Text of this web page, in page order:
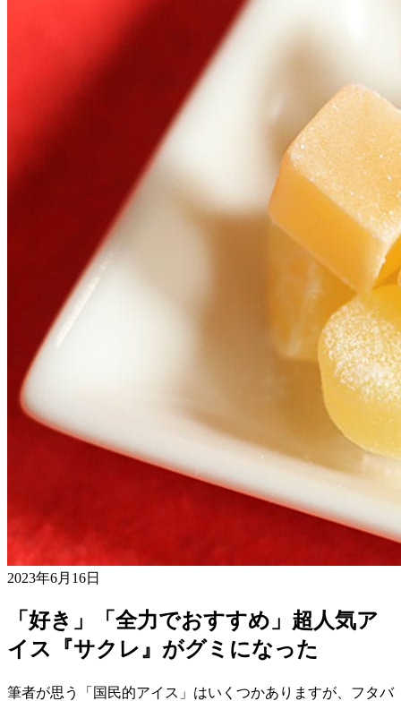
2023年6月16日
「好き」「全力でおすすめ」超人気ア
イス『サクレ』がグミになった
筆者が思う「国民的アイス」はいくつかありますが、フタバ